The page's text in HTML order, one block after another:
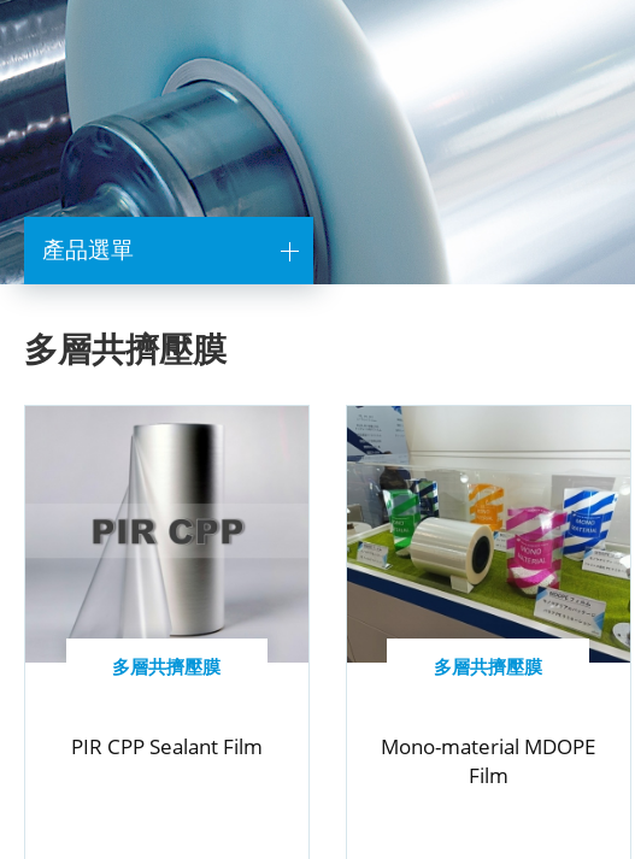
產品選單
多層共擠壓膜
多層共擠壓膜
PIR CPP Sealant Film
多層共擠壓膜
Mono-material MDOPE
Film